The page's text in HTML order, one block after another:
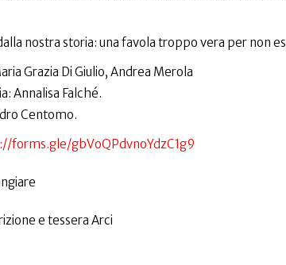
nostra storia: una favola troppo vera per non
Grazia Di Giulio, Andrea Merola
Annalisa Falché.
Centomo.
forms.gle/gbVoQPdvnoYdzC1g9
e tessera Arci